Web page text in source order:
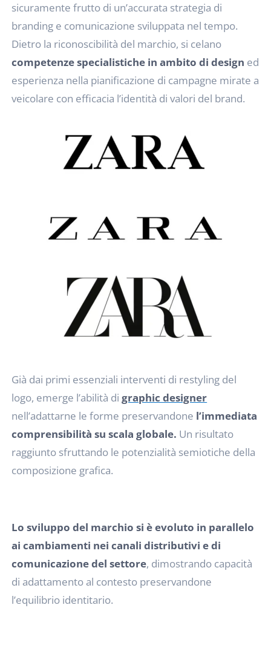
sicuramente frutto di un’accurata strategia di
branding e comunicazione sviluppata nel tempo.
Dietro la riconoscibilità del marchio, si celano
competenze specialistiche in ambito di design ed
esperienza nella pianificazione di campagne mirate a
veicolare con efficacia l’identità di valori del brand.
Già dai primi essenziali interventi di restyling del
logo, emerge l’abilità digraphic designer
nell’adattarne le forme preservandone l’immediata
comprensibilità su scala globale. Un risultato
raggiunto sfruttando le potenzialità semiotiche della
composizione grafica.
Lo sviluppo del marchio si è evoluto in parallelo
ai cambiamenti nei canali distributivi e di
comunicazione del settore, dimostrando capacità
di adattamento al contesto preservandone
l’equilibrio identitario.